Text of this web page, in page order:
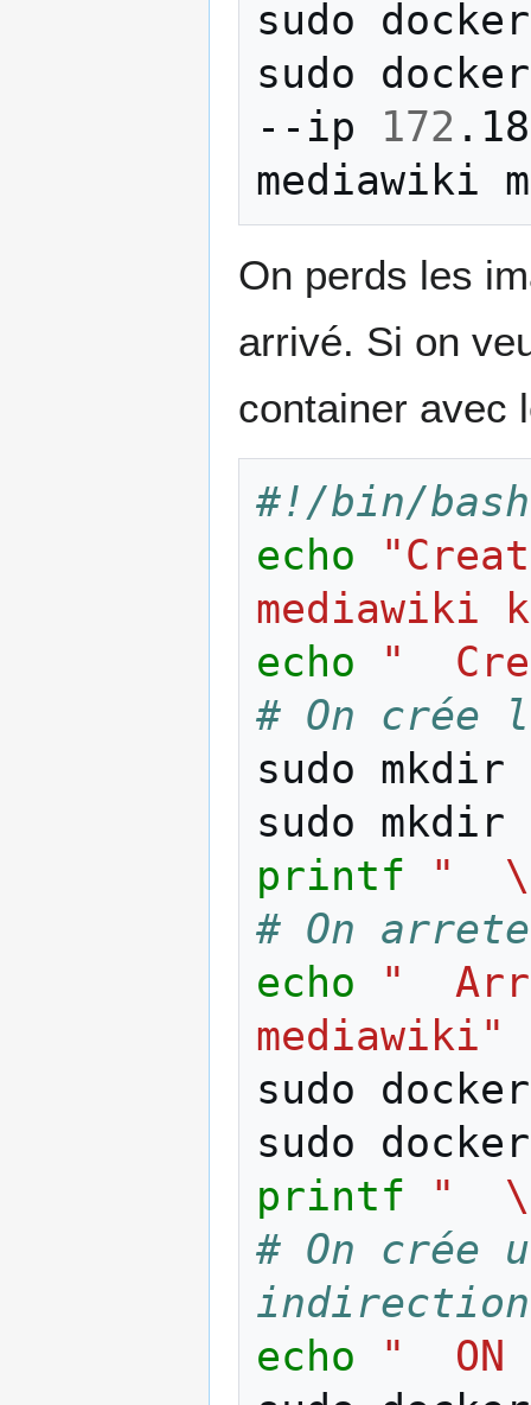
sudo
docker
sudo
docker
--ip
172
mediawiki
On perds les
arrivé. Si on
container avec
#!/bin/bash
echo
mediawiki
echo
"
# On crée
sudo mkdir
sudo mkdir
printf
"
# On
echo
"
mediawiki"
sudo
docker
sudo
docker
printf
"
# On crée
echo
"  ON